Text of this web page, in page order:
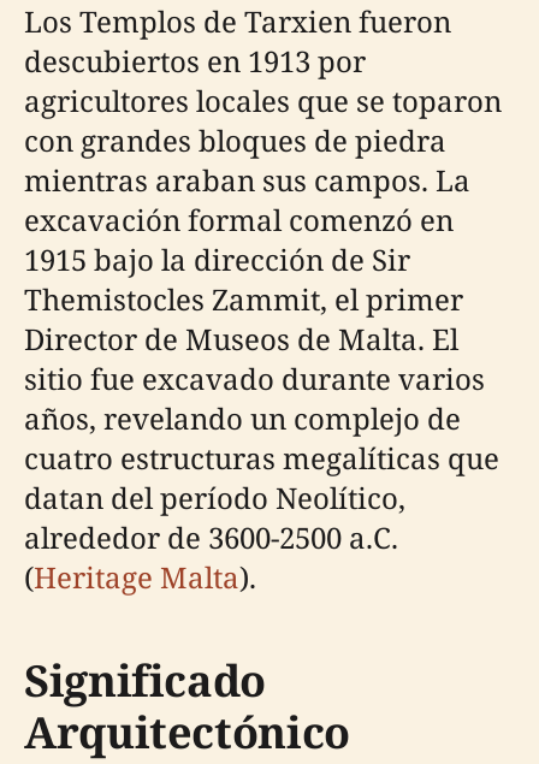
Los Templos de Tarxien fueron
descubiertos en 1913 por
agricultores locales que se toparon
con grandes bloques de piedra
mientras araban sus campos. La
excavación formal comenzó en
1915 bajo la dirección de Sir
Themistocles Zammit, el primer
Director de Museos de Malta. El
sitio fue excavado durante varios
años, revelando un complejo de
cuatro estructuras megalíticas que
datan del período Neolítico,
alrededor de 3600-2500 a.C.
(Heritage Malta).
Significado
Arquitectónico